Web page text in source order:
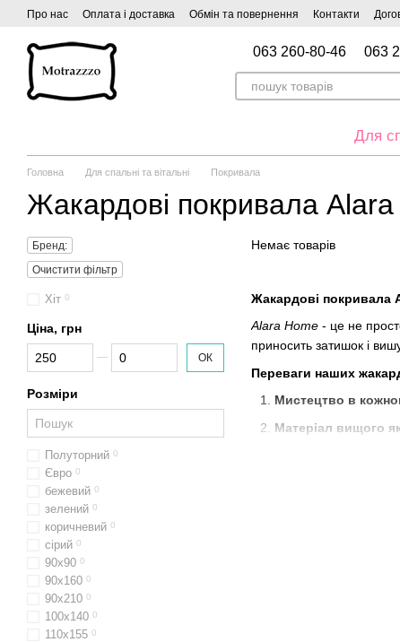
Перейти до основного контенту
Про нас Оплата і доставка Обмін та повернення Контакти
063 260-80-46 063
Для
Головна Для спальні та вітальні Покривала
Жакардові покривала
Жакардові покривала
Alara Home - це не
приносить затишок і
Переваги наших
Мистецтво в
Матеріал вищого
Немає товарів
Бренд:
Очистити фільтр
Хіт 0
Ціна, грн
Від Ціна, грн
До Ціна, грн ОК
Розміри
Полуторний 0
Євро 0
бежевий 0
зелений 0
коричневий 0
сірий 0
90x90 0
90x160 0
90х210 0
100x140 0
110х155 0